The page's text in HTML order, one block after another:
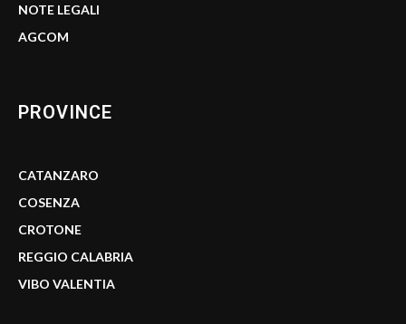
NOTE LEGALI
AGCOM
PROVINCE
CATANZARO
COSENZA
CROTONE
REGGIO CALABRIA
VIBO VALENTIA